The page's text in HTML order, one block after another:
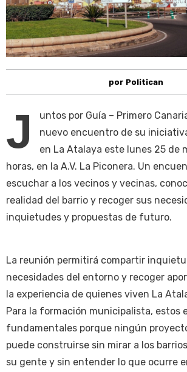
por Politican
J
untos por Guía – Primero
nuevo encuentro de su
en La Atalaya este lunes 25 de
horas, en la A.V. La Piconera. Un
escuchar a los vecinos y vecinas,
realidad del barrio y recoger sus
inquietudes y propuestas de futuro.
La reunión permitirá compartir
necesidades del entorno y recoger
la experiencia de quienes viven La
Para la formación municipalista, estos
fundamentales porque ningún
puede construirse sin mirar a los
su gente y sin entender lo que ocurre